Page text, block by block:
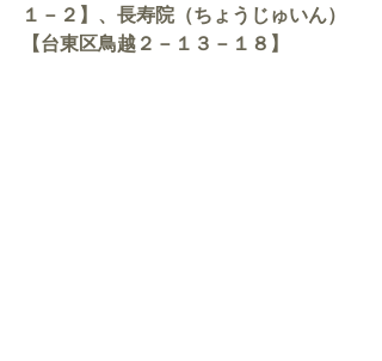
１－２】、長寿院（ちょうじゅいん）
【台東区鳥越２－１３－１８】